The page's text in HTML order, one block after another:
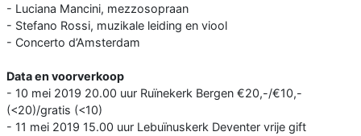
- Luciana Mancini, ​mezzosopraan
- Stefano Rossi, ​muzikale leiding en viool
- Concerto d’Amsterdam
Data en voorverkoop
- 10 mei 2019 20.00 uur Ruïnekerk Bergen €20,-/€10,-
(<20)/gratis (<10)
- 11 mei 2019 15.00 uur Lebuïnuskerk Deventer vrije gift